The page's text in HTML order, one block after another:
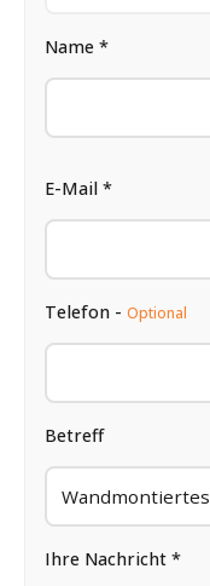
Name *
E-Mail *
Telefon - Optional
Betreff
Ihre Nachricht *